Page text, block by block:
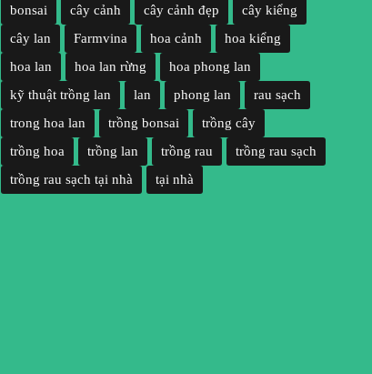
bonsai cây cảnh cây cảnh đẹp
cây kiểng
cây lan
Farmvina hoa cảnh
hoa kiểng
hoa lan
hoa lan rừng
hoa phong lan
kỹ thuật trồng lan
lan phong lan
rau sạch
trong hoa lan
trồng bonsai
trồng cây
trồng hoa
trồng lan trồng rau
trồng rau sạch
trồng rau sạch tại nhà
tại nhà